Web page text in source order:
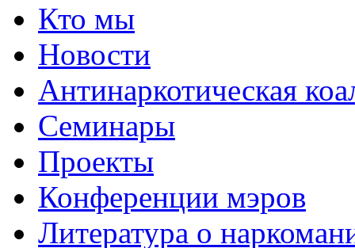
Кто мы
Новости
Антинаркотическая
Семинары
Проекты
Конференции мэров
Литература о